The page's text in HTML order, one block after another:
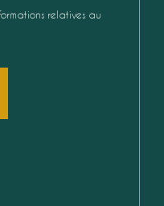
relatives au